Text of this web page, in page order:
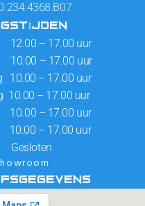
12.00 – 17.00 uur
– 17.00 uur
10.00 – 17.00 uur
10.00 – 17.00 uur
– 17.00 uur
– 17.00 uur